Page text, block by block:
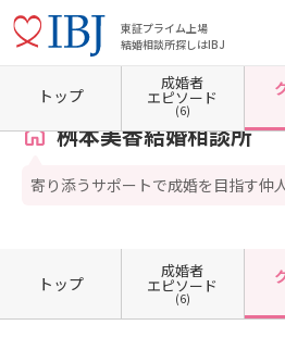
東証プライム上場
結婚相談所探しはIBJ
ホーム 奈良県の結婚相談所 奈良県大和高田市
桝本美香結婚相談所
寄り添うサポートで成婚を目指す仲
トップ
成婚者
エピソード
(6)
トップ
成婚者
エピソード
(6)